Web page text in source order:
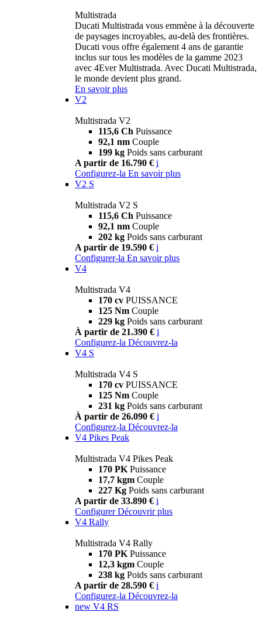
Multistrada
Ducati Multistrada vous emmène à la découverte
de paysages incroyables, au-delà des frontières.
Ducati vous offre également 4 ans de garantie
inclus sur tous les modèles de la gamme 2023
avec 4Ever Multistrada. Avec Ducati Multistrada,
le monde devient plus grand.
En savoir plus
V2
Multistrada V2
115,6 Ch Puissance
92,1 nm Couple
199 kg Poids sans carburant
A partir de 16.790 € i
Configurez-la En savoir plus
V2 S
Multistrada V2 S
115,6 Ch Puissance
92,1 nm Couple
202 kg Poids sans carburant
A partir de 19.590 € i
Configurer-la En savoir plus
V4
Multistrada V4
170 cv PUISSANCE
125 Nm Couple
229 kg Poids sans carburant
À partir de 21.390 € i
Configurez-la Découvrez-la
V4 S
Multistrada V4 S
170 cv PUISSANCE
125 Nm Couple
231 kg Poids sans carburant
À partir de 26.090 € i
Configurez-la Découvrez-la
V4 Pikes Peak
Multistrada V4 Pikes Peak
170 PK Puissance
17,7 kgm Couple
227 Kg Poids sans carburant
A partir de 33.890 € i
Configurer Découvrir plus
V4 Rally
Multistrada V4 Rally
170 PK Puissance
12,3 kgm Couple
238 kg Poids sans carburant
A partir de 28.590 € i
Configurez-la Découvrez-la
new V4 RS